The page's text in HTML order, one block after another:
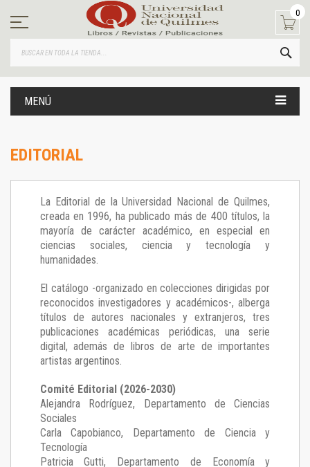
contenido
0
MENÚ
EDITORIAL
La Editorial de la Universidad Nacional de Quilmes,
creada en 1996, ha publicado más de 400 títulos, la
mayoría de carácter académico, en especial en
ciencias sociales, ciencia y tecnología y
humanidades.
El catálogo -organizado en colecciones dirigidas por
reconocidos investigadores y académicos-, alberga
títulos de autores nacionales y extranjeros, tres
publicaciones académicas periódicas, una serie
digital, además de libros de arte de importantes
artistas argentinos.
Comité Editorial (2026-2030)
Alejandra Rodríguez, Departamento de Ciencias
Sociales
Carla Capobianco, Departamento de Ciencia y
Tecnología
Patricia Gutti, Departamento de Economía y